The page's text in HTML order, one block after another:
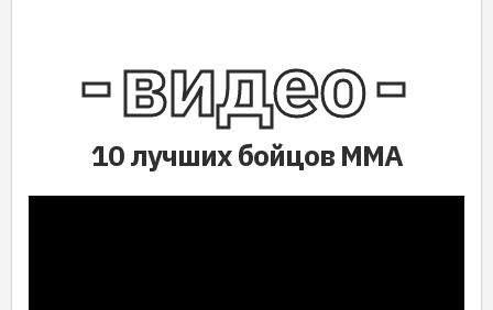
видео
10 лучших бойцов ММА